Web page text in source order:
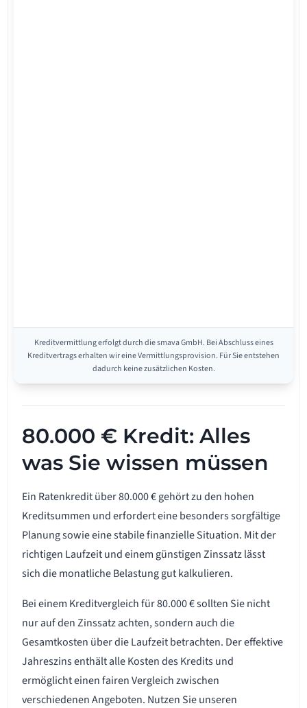
Kreditvermittlung erfolgt durch die smava GmbH. Bei Abschluss eines
Kreditvertrags erhalten wir eine Vermittlungsprovision. Für Sie entstehen
dadurch keine zusätzlichen Kosten.
80.000 € Kredit: Alles
was Sie wissen müssen
Ein Ratenkredit über 80.000 € gehört zu den hohen
Kreditsummen und erfordert eine besonders sorgfältige
Planung sowie eine stabile finanzielle Situation. Mit der
richtigen Laufzeit und einem günstigen Zinssatz lässt
sich die monatliche Belastung gut kalkulieren.
Bei einem Kreditvergleich für 80.000 € sollten Sie nicht
nur auf den Zinssatz achten, sondern auch die
Gesamtkosten über die Laufzeit betrachten. Der effektive
Jahreszins enthält alle Kosten des Kredits und
ermöglicht einen fairen Vergleich zwischen
verschiedenen Angeboten. Nutzen Sie unseren